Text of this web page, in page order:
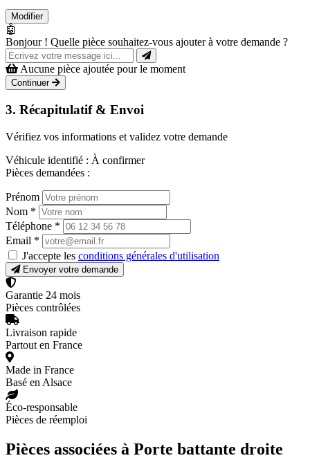
Modifier
🤖
Bonjour ! Quelle pièce souhaitez-vous ajouter à votre demande ?
Aucune pièce ajoutée pour le moment
Continuer
3. Récapitulatif & Envoi
Vérifiez vos informations et validez votre demande
Véhicule identifié : À confirmer
Pièces demandées :
Prénom
Nom *
Téléphone *
Email *
J'accepte les conditions générales d'utilisation
Envoyer votre demande
Garantie 24 mois
Pièces contrôlées
Livraison rapide
Partout en France
Made in France
Basé en Alsace
Éco-responsable
Pièces de réemploi
Pièces associées à Porte battante droite